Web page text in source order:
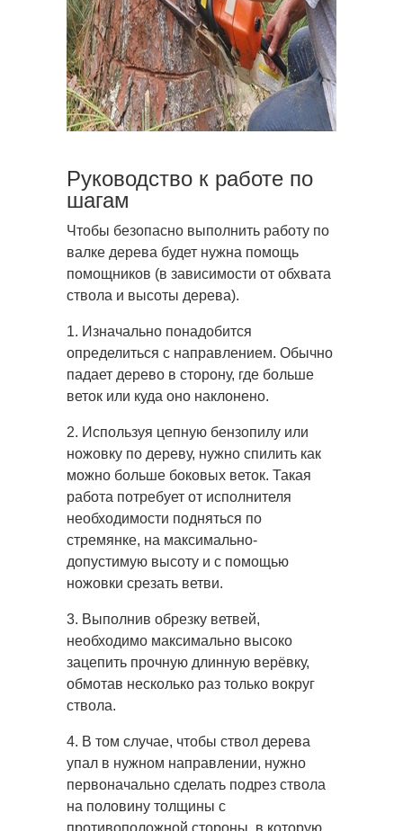
Руководство к работе по
шагам
Чтобы безопасно выполнить работу по
валке дерева будет нужна помощь
помощников (в зависимости от обхвата
ствола и высоты дерева).
1. Изначально понадобится
определиться с направлением. Обычно
падает дерево в сторону, где больше
веток или куда оно наклонено.
2. Используя цепную бензопилу или
ножовку по дереву, нужно спилить как
можно больше боковых веток. Такая
работа потребует от исполнителя
необходимости подняться по
стремянке, на максимально-
допустимую высоту и с помощью
ножовки срезать ветви.
3. Выполнив обрезку ветвей,
необходимо максимально высоко
зацепить прочную длинную верёвку,
обмотав несколько раз только вокруг
ствола.
4. В том случае, чтобы ствол дерева
упал в нужном направлении, нужно
первоначально сделать подрез ствола
на половину толщины с
противоположной стороны, в которую